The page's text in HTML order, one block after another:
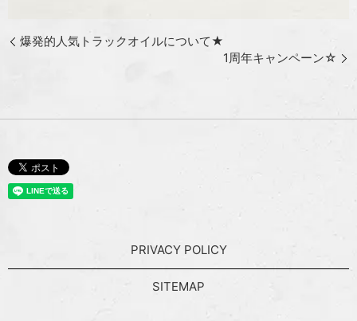
爆発的人気トラックオイルについて★
1周年キャンペーン☆
PRIVACY POLICY
SITEMAP